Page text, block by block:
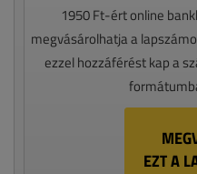
1950 Ft-ért online
megvásárolhatja a
ezzel hozzáférést kap a
EZT A